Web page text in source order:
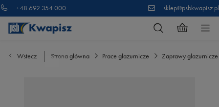
+48 692 354 000 sklep@psbkwapisz.pl
Wstecz Strona główna Prace glazurnicze Zaprawy glazurnicze